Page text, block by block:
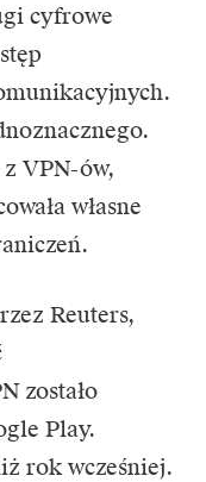
cyfrowe
VPN-ów,
własne
Reuters,
zostało
Play.
rok wcześniej.